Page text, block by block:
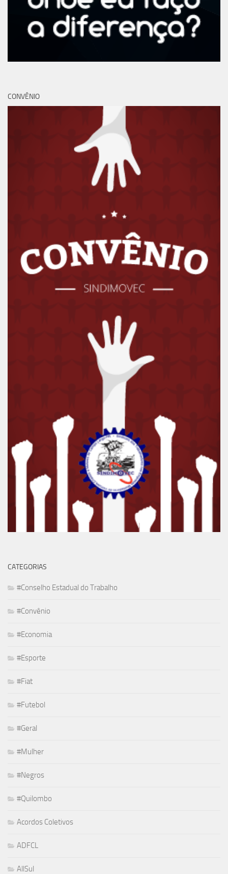
CONVÊNIO
CATEGORIAS
#Conselho Estadual do Trabalho
#Convênio
#Economia
#Esporte
#Fiat
#Futebol
#Geral
#Mulher
#Negros
#Quilombo
Acordos Coletivos
ADFCL
AllSul